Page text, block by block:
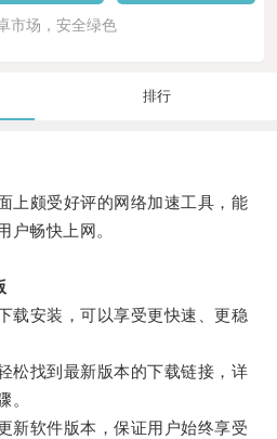
市场，安全绿色
排行
颇受好评的网络加速工具，能
户畅快上网。
安装，可以享受更快速、更稳
找到最新版本的下载链接，详
。
软件版本，保证用户始终享受